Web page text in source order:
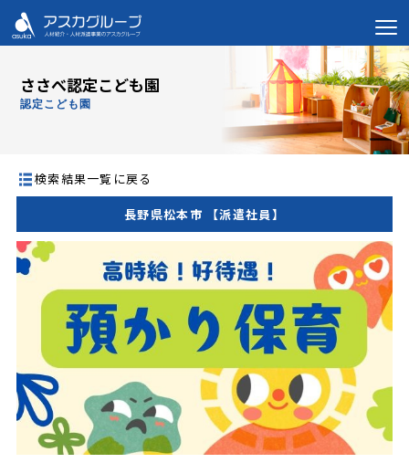
ささべ認定こども園
認定こども園
検索結果一覧に戻る
長野県松本市 【派遣社員】